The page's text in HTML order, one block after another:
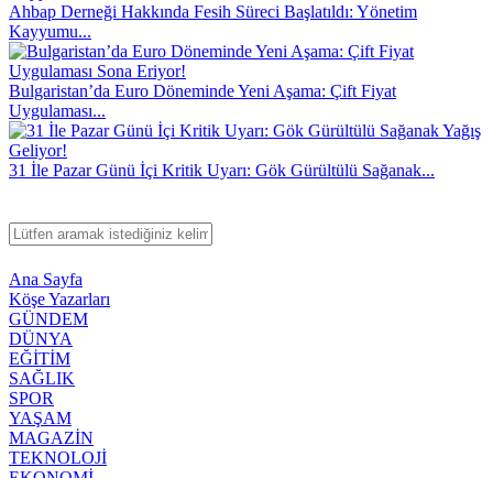
Ahbap Derneği Hakkında Fesih Süreci Başlatıldı: Yönetim
Kayyumu...
Bulgaristan’da Euro Döneminde Yeni Aşama: Çift Fiyat
Uygulaması...
31 İle Pazar Günü İçi Kritik Uyarı: Gök Gürültülü Sağanak...
Ana Sayfa
Köşe Yazarları
GÜNDEM
DÜNYA
EĞİTİM
SAĞLIK
SPOR
YAŞAM
MAGAZİN
TEKNOLOJİ